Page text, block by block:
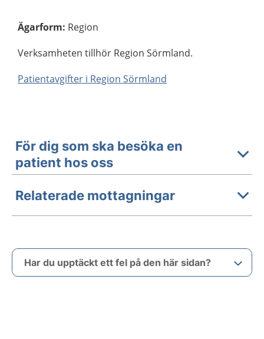
Ägarform: Region
Verksamheten tillhör Region Sörmland.
Patientavgifter i Region Sörmland
För dig som ska besöka en
patient hos oss
Relaterade mottagningar
Har du upptäckt ett fel på den här sidan?